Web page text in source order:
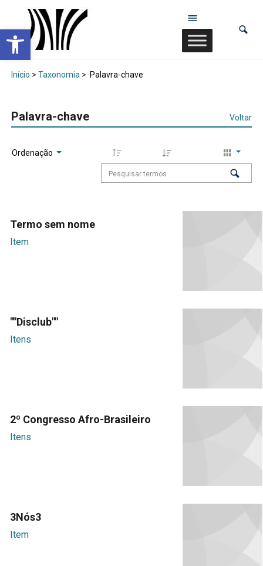
Abrir a barra de ferramentas
Início > Taxonomia > Palavra-chave
Palavra-chave Voltar
Ordenação
Termo sem nome
Item
""Disclub""
Itens
2º Congresso Afro-Brasileiro
Itens
3Nós3
Item